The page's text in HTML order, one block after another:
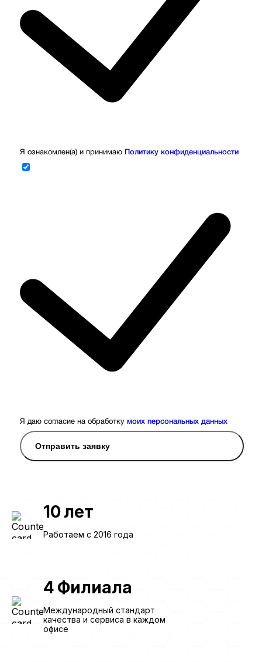
Я ознакомлен(а) и принимаю Политику конфиденциальности
Я даю согласие на обработку моих персональных данных
Отправить заявку
10лет
Работаем с 2016 года
4 Филиала
Международный стандарт
качества и сервиса в каждом
офисе